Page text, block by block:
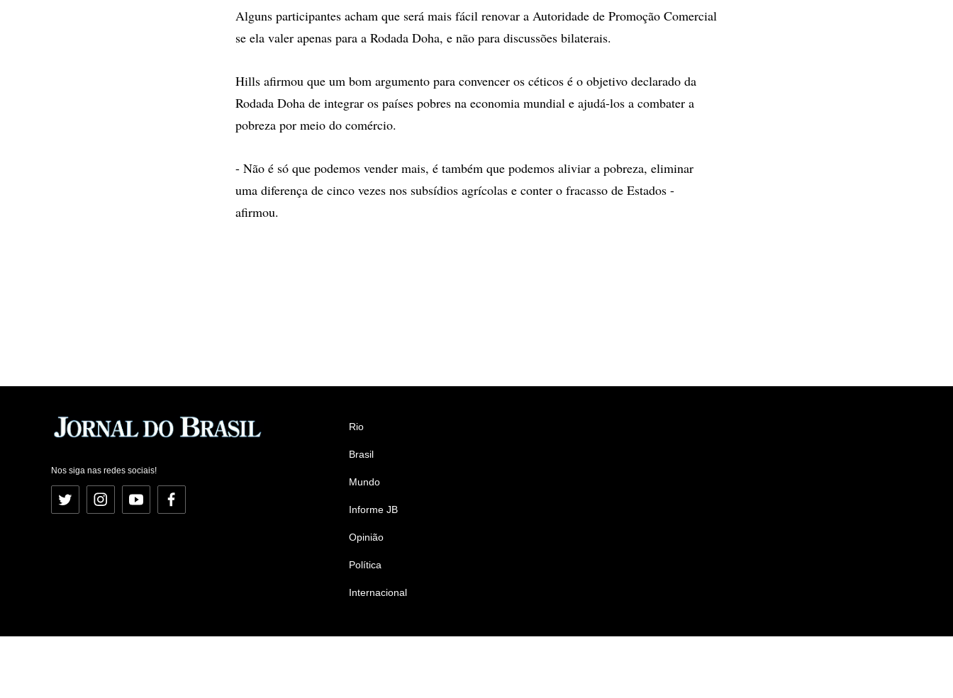
Alguns participantes acham que será mais fácil renovar a Autoridade de Promoção Comercial
se ela valer apenas para a Rodada Doha, e não para discussões bilaterais.
Hills afirmou que um bom argumento para convencer os céticos é o objetivo declarado da
Rodada Doha de integrar os países pobres na economia mundial e ajudá-los a combater a
pobreza por meio do comércio.
- Não é só que podemos vender mais, é também que podemos aliviar a pobreza, eliminar
uma diferença de cinco vezes nos subsídios agrícolas e conter o fracasso de Estados -
afirmou.
Nos siga nas redes sociais!
Twitter InstagramYouTubeFacebook
Rio
Brasil
Mundo
Informe JB
Opinião
Política
Internacional